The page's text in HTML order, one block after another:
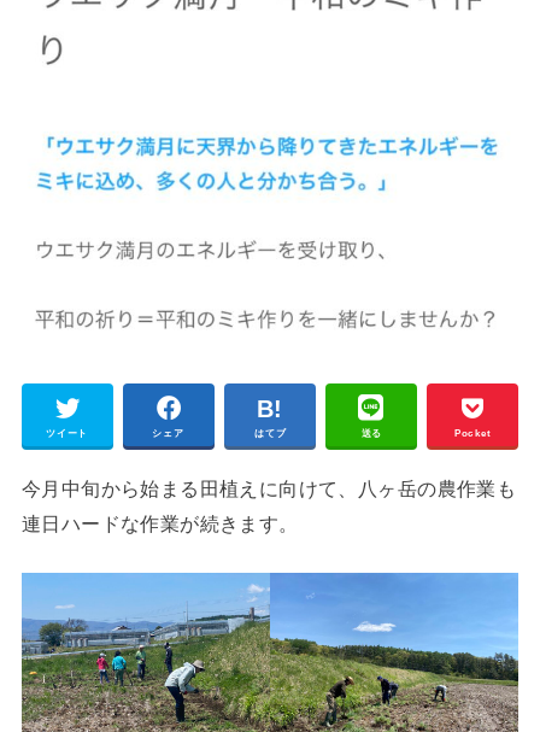
ツイート シェア はてブ 送る Pocket
今月中旬から始まる田植えに向けて、八ヶ岳の農作業も
連日ハードな作業が続きます。